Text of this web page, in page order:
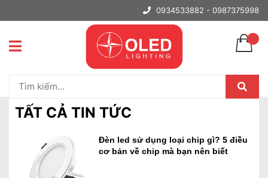
0934533882 - 0987375998
Trang chủ
TẤT CẢ TIN TỨC
Đèn led sử dụng loại chip gì? 5 điều
cơ bản về chip mà bạn nên biết